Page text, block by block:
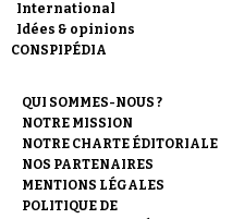
International
Idées & opinions
CONSPIPÉDIA
QUI SOMMES-NOUS ?
NOTRE MISSION
NOTRE CHARTE ÉDITORIALE
NOS PARTENAIRES
MENTIONS LÉGALES
POLITIQUE DE